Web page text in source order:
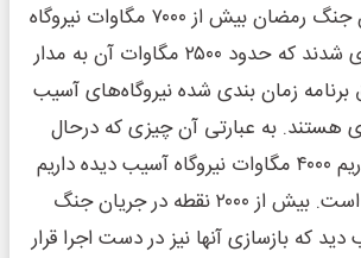
وی افزود: در دوران جنگ رمضان بیش از ۷۰۰۰ مگاوات نیروگاه
ما دچار آسیب جدی شدند که حدود ۲۵۰۰ مگاوات آن به مدار
زمان بندی شده نیروگاه‌های آسیب
هستند. به عبارتی آن چیزی که درحال
حاضر در اختیار نداریم ۴۰۰۰ مگاوات نیروگاه آسیب دیده داریم
که درحال بازسازی است. بیش از ۲۰۰۰ نقطه در جریان جنگ
که بازسازی آنها نیز در دست اجرا قرار